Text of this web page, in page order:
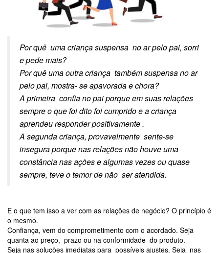
Por quê uma criança suspensa no ar pelo pai, sorri
e pede mais?
Por quê uma outra criança também suspensa no ar
pelo pai, mostra- se apavorada e chora?
A primeira confia no pai porque em suas relações
sempre o que foi dito foi cumprido e a criança
aprendeu responder positivamente .
A segunda criança, provavelmente sente-se
insegura porque nas relações não houve uma
constância nas ações e algumas vezes ou quase
sempre, teve o temor de não ser atendida.
E o que tem isso a ver com as relações de negócio? O princípio é
o mesmo.
Confiança, vem do comprometimento com o acordado. Seja
quanta ao preço, prazo ou na conformidade do produto.
Seja nas soluções imediatas para possíveis ajustes. Seja nas